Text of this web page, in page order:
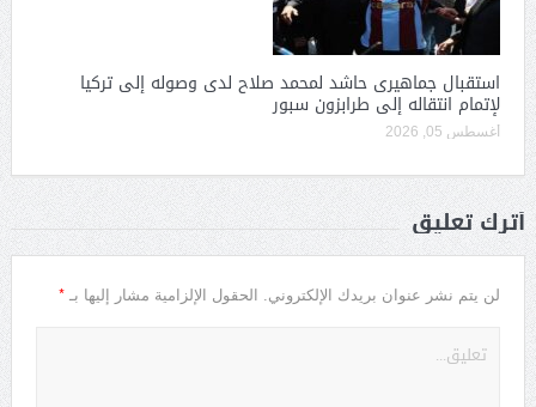
استقبال جماهيرى حاشد لمحمد صلاح لدى وصوله إلى تركيا
لإتمام انتقاله إلى طرابزون سبور
أغسطس 05, 2026
أترك تعليق
لن يتم نشر عنوان بريدك الإلكتروني. الحقول الإلزامية مشار إليها بـ *